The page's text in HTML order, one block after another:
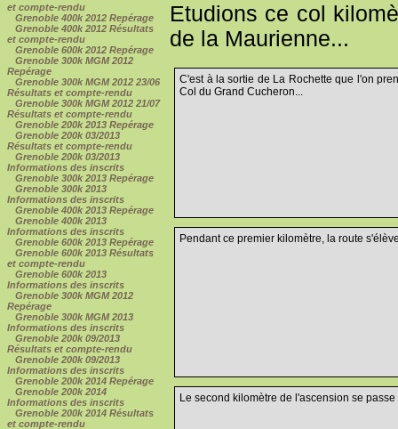
et compte-rendu
Grenoble 400k 2012 Repérage
Grenoble 400k 2012 Résultats
et compte-rendu
Grenoble 600k 2012 Repérage
Grenoble 300k MGM 2012
Repérage
Grenoble 300k MGM 2012 23/06
Résultats et compte-rendu
Grenoble 300k MGM 2012 21/07
Résultats et compte-rendu
Grenoble 200k 2013 Repérage
Grenoble 200k 03/2013
Résultats et compte-rendu
Grenoble 200k 03/2013
Informations des inscrits
Grenoble 300k 2013 Repérage
Grenoble 300k 2013
Informations des inscrits
Grenoble 400k 2013 Repérage
Grenoble 400k 2013
Informations des inscrits
Grenoble 600k 2013 Repérage
Grenoble 600k 2013 Résultats
et compte-rendu
Grenoble 600k 2013
Informations des inscrits
Grenoble 300k MGM 2012
Repérage
Grenoble 300k MGM 2013
Informations des inscrits
Grenoble 200k 09/2013
Résultats et compte-rendu
Grenoble 200k 09/2013
Informations des inscrits
Grenoble 200k 2014 Repérage
Grenoble 200k 2014
Informations des inscrits
Grenoble 200k 2014 Résultats
et compte-rendu
Etudions ce col
de la Maurienne...
C'est à la sortie de La Rochette que l'on
Col du Grand Cucheron...
Pendant ce premier kilomètre, la route
Le second kilomètre de l'ascension se